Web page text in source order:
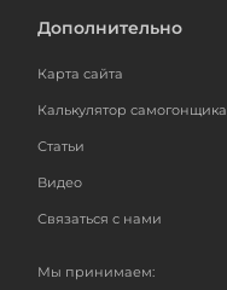
Дополнительно
Карта сайта
Калькулятор самогонщика
Статьи
Видео
Связаться с нами
Мы принимаем: